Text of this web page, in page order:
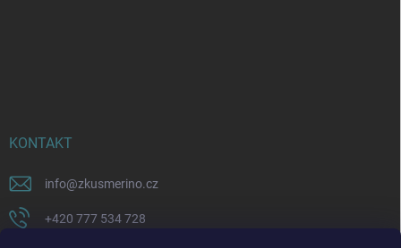
KONTAKT
info@zkusmerino.cz
+420 777 534 728